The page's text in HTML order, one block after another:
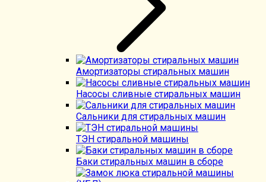
Амортизаторы стиральных машин
Насосы сливные стиральных машин
Сальники для стиральных машин
ТЭН стиральной машины
Баки стиральных машин в сборе